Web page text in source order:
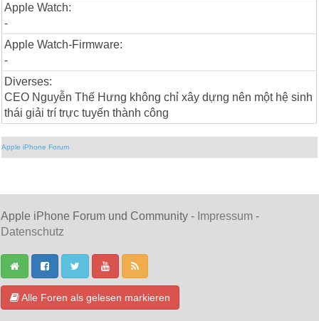
Apple Watch:
-
Apple Watch-Firmware:
-
Diverses:
CEO Nguyễn Thế Hưng không chỉ xây dựng nên một hệ sinh
thái giải trí trực tuyến thành công
Apple iPhone Forum
Apple iPhone Forum und Community - Impressum -
Datenschutz
Alle Foren als gelesen markieren